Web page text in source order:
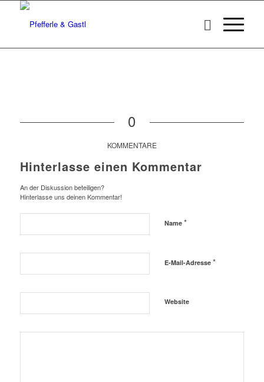
0
KOMMENTARE
Hinterlasse einen Kommentar
An der Diskussion beteiligen?
Hinterlasse uns deinen Kommentar!
Name *
E-Mail-Adresse *
Website